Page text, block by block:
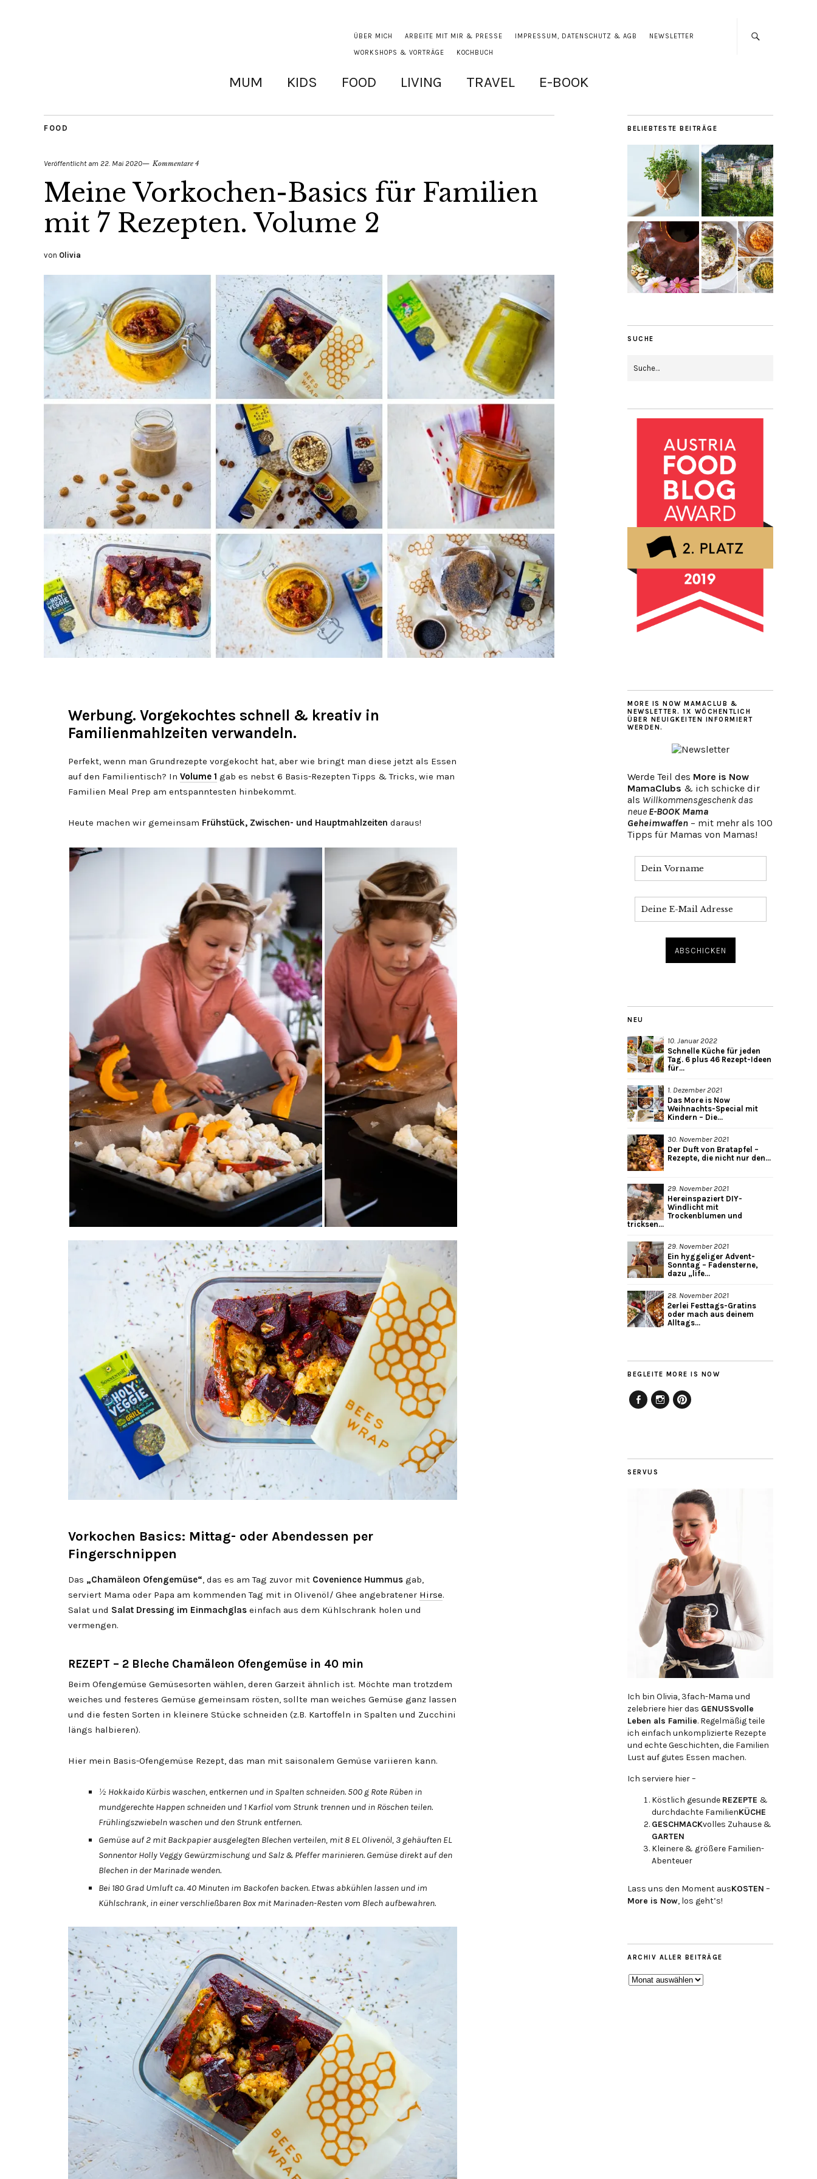
ÜBER MICH ARBEITE MIT MIR & PRESSE IMPRESSUM, DATENSCHUTZ & AGB NEWSLETTER
WORKSHOPS & VORTRÄGE KOCHBUCH
MUM KIDS FOOD LIVING TRAVEL E-BOOK
FOOD
Veröffentlicht am 22. Mai 2020 Kommentare 4
Meine Vorkochen-Basics für Familien
mit 7 Rezepten. Volume 2
von Olivia
Werbung. Vorgekochtes schnell & kreativ in
Familienmahlzeiten verwandeln.
Perfekt, wenn man Grundrezepte vorgekocht hat, aber wie bringt man diese jetzt als Essen
auf den Familientisch? In Volume 1 gab es nebst 6 Basis-Rezepten Tipps & Tricks, wie man
Familien Meal Prep am entspanntesten hinbekommt.
Heute machen wir gemeinsam Frühstück, Zwischen- und Hauptmahlzeiten daraus!
Vorkochen Basics: Mittag- oder Abendessen per
Fingerschnippen
Das „Chamäleon Ofengemüse“, das es am Tag zuvor mit Covenience Hummus gab,
serviert Mama oder Papa am kommenden Tag mit in Olivenöl/ Ghee angebratener Hirse.
Salat und Salat Dressing im Einmachglas einfach aus dem Kühlschrank holen und
vermengen.
REZEPT – 2 Bleche Chamäleon Ofengemüse in 40 min
Beim Ofengemüse Gemüsesorten wählen, deren Garzeit ähnlich ist. Möchte man trotzdem
weiches und festeres Gemüse gemeinsam rösten, sollte man weiches Gemüse ganz lassen
und die festen Sorten in kleinere Stücke schneiden (z.B. Kartoffeln in Spalten und Zucchini
längs halbieren).
Hier mein Basis-Ofengemüse Rezept, das man mit saisonalem Gemüse variieren kann.
½ Hokkaido Kürbis waschen, entkernen und in Spalten schneiden. 500 g Rote Rüben in
mundgerechte Happen schneiden und 1 Karfiol vom Strunk trennen und in Röschen teilen.
Frühlingszwiebeln waschen und den Strunk entfernen.
Gemüse auf 2 mit Backpapier ausgelegten Blechen verteilen, mit 8 EL Olivenöl, 3 gehäuften EL
Sonnentor Holly Veggy Gewürzmischung und Salz & Pfeffer marinieren. Gemüse direkt auf den
Blechen in der Marinade wenden.
Bei 180 Grad Umluft ca. 40 Minuten im Backofen backen. Etwas abkühlen lassen und im
Kühlschrank, in einer verschließbaren Box mit Marinaden-Resten vom Blech aufbewahren.
BELIEBTESTE BEITRÄGE
SUCHE
MORE IS NOW MAMACLUB &
NEWSLETTER. 1X WÖCHENTLICH
ÜBER NEUIGKEITEN INFORMIERT
WERDEN.
Werde Teil des More is Now
MamaClubs & ich schicke dir
als Willkommensgeschenk das
neue E-BOOK Mama
Geheimwaffen – mit mehr als 100
Tipps für Mamas von Mamas!
NEU
10. Januar 2022
Schnelle Küche für jeden
Tag. 6 plus 46 Rezept-Ideen
für...
1. Dezember 2021
Das More is Now
Weihnachts-Special mit
Kindern – Die...
30. November 2021
Der Duft von Bratapfel –
Rezepte, die nicht nur den...
29. November 2021
Hereinspaziert DIY-
Windlicht mit
Trockenblumen und
tricksen...
29. November 2021
Ein hyggeliger Advent-
Sonntag – Fadensterne,
dazu „life...
28. November 2021
2erlei Festtags-Gratins
oder mach aus deinem
Alltags...
BEGLEITE MORE IS NOW
SERVUS
Ich bin Olivia, 3fach-Mama und
zelebriere hier das GENUSSvolle
Leben als Familie. Regelmäßig teile
ich einfach unkomplizierte Rezepte
und echte Geschichten, die Familien
Lust auf gutes Essen machen.
Ich serviere hier –
Köstlich gesunde REZEPTE &
durchdachte FamilienKÜCHE
GESCHMACKvolles Zuhause &
GARTEN
Kleinere & größere Familien-
Abenteuer
Lass uns den Moment ausKOSTEN –
More is Now, los geht’s!
ARCHIV ALLER BEITRÄGE
ARCHIV